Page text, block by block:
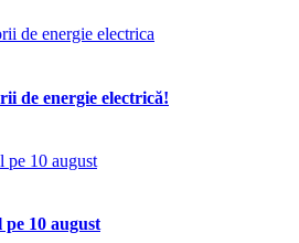
de energie electrică!
pe 10 august